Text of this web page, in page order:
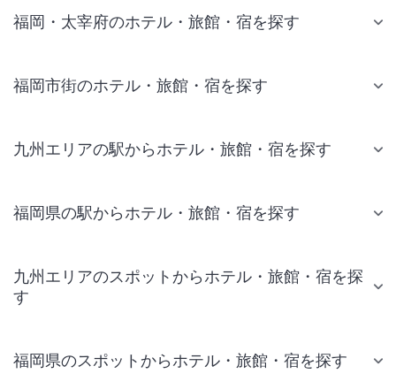
福岡・太宰府のホテル・旅館・宿を探す
福岡市街のホテル・旅館・宿を探す
九州エリアの駅からホテル・旅館・宿を探す
福岡県の駅からホテル・旅館・宿を探す
九州エリアのスポットからホテル・旅館・宿を探
す
福岡県のスポットからホテル・旅館・宿を探す